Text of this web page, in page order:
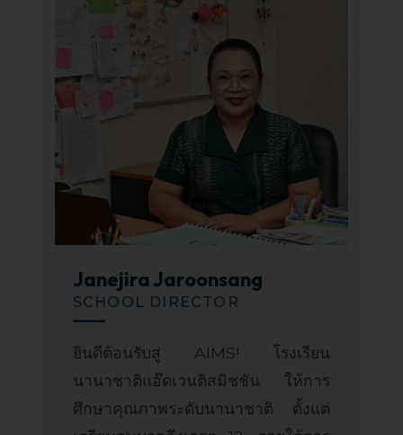
Janejira Jaroonsang
SCHOOL DIRECTOR
ยินดีต้อนรับสู่ AIMS! โรงเรียน
นานาชาติแอ๊ดเวนติสมิชชัน ให้การ
ศึกษาคุณภาพระดับนานาชาติ ตั้งแต่